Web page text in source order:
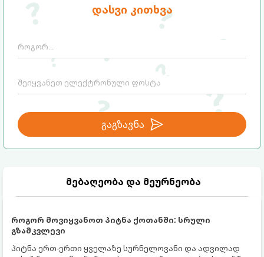
დასვი კითხვა
გაგზავნა
მებაღეობა და მეურნეობა
როგორ მოვიყვანოთ პიტნა ქოთანში: სრული
გზამკვლევი
პიტნა ერთ-ერთი ყველაზე სურნელოვანი და ადვილად